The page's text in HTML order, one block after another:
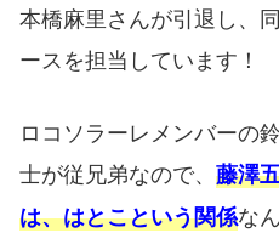
本橋麻里さんが引退し、
ースを担当しています！
ロコソラーレメンバーの
士が従兄弟なので、 藤澤
は、はとこという関係な